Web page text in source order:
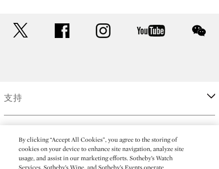
facebook instagram youtube
支持
By clicking “Accept All Cookies”, you agree to the storing of
cookies on your device to enhance site navigation, analyze site
usage, and assist in our marketing efforts. Sotheby’s Watch
Services, Sotheby’s Wine, and Sotheby’s Events operate